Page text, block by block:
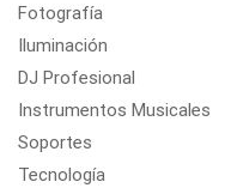
Fotografía
Iluminación
DJ Profesional
Instrumentos Musicales
Soportes
Tecnología